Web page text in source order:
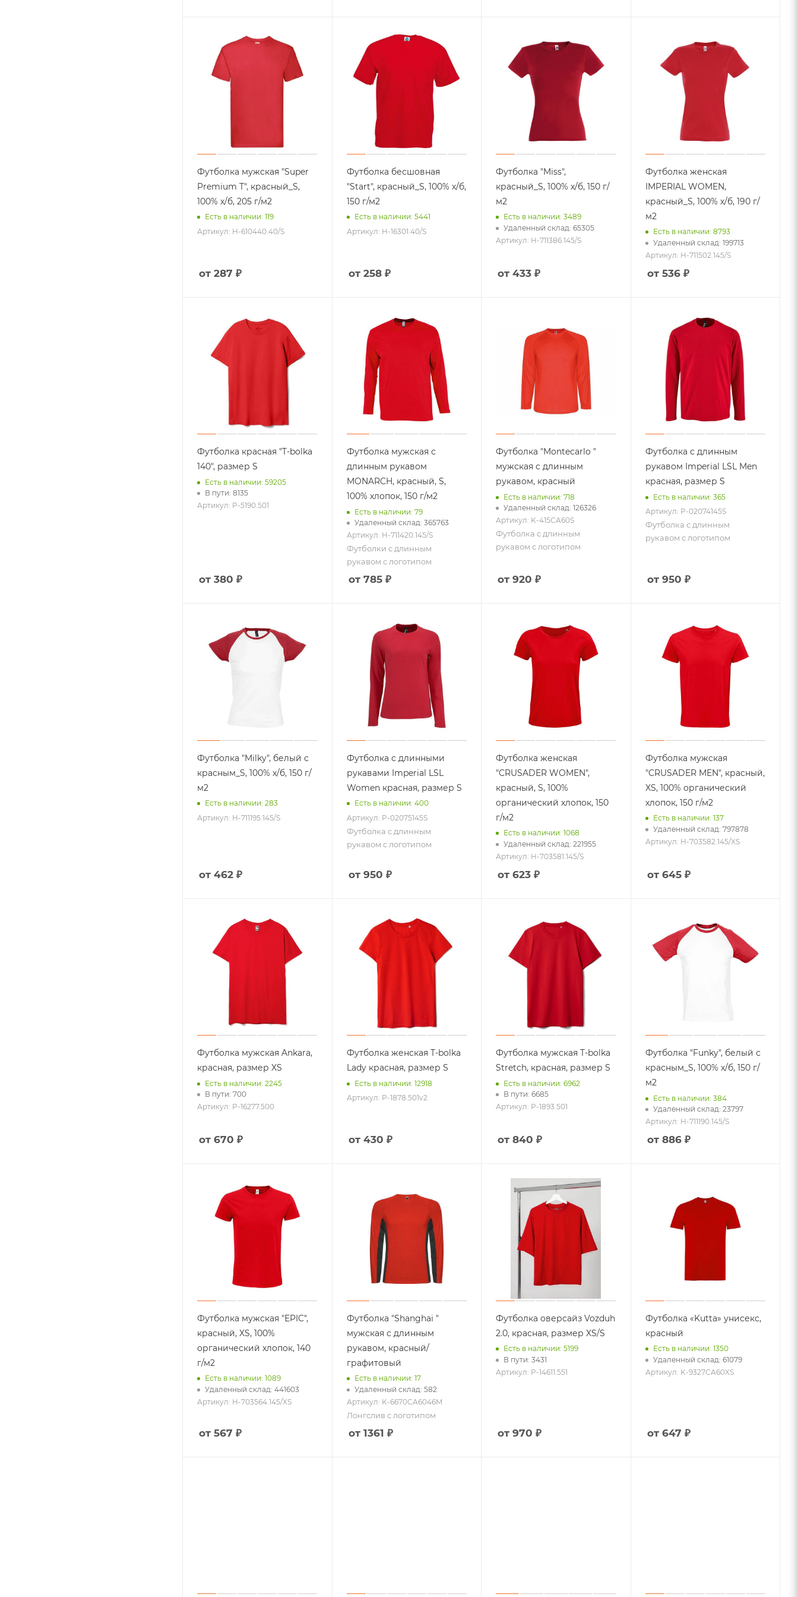
Футболка мужская "Super
Premium T", красный_S,
100% х/б, 205 г/м2
Есть в наличии: 119
Артикул: H-610440.40/S
от 287 ₽
Футболка бесшовная
"Start", красный_S, 100% х/б,
150 г/м2
Есть в наличии: 5441
Артикул: H-16301.40/S
от 258 ₽
Футболка "Miss",
красный_S, 100% х/б, 150 г/
м2
Есть в наличии: 3489
Удаленный склад: 65305
Артикул: H-711386.145/S
от 433 ₽
Футболка женская
IMPERIAL WOMEN,
красный_S, 100% х/б, 190 г/
м2
Есть в наличии: 8793
Удаленный склад: 199713
Артикул: H-711502.145/S
от 536 ₽
Футболка красная "T-bolka
140", размер S
Есть в наличии: 59205
В пути: 8135
Артикул: P-5190.501
от 380 ₽
Футболка мужская с
длинным рукавом
MONARCH, красный, S,
100% хлопок, 150 г/м2
Есть в наличии: 79
Удаленный склад: 365763
Артикул: H-711420.145/S
Футболки с длинным
рукавом с логотипом
от 785 ₽
Футболка "Montecarlo "
мужская с длинным
рукавом, красный
Есть в наличии: 718
Удаленный склад: 126326
Артикул: K-415CA60S
Футболка с длинным
рукавом с логотипом
от 920 ₽
Футболка с длинным
рукавом Imperial LSL Men
красная, размер S
Есть в наличии: 365
Артикул: P-02074145S
Футболка с длинным
рукавом с логотипом
от 950 ₽
Футболка "Milky", белый с
красным_S, 100% х/б, 150 г/
м2
Есть в наличии: 283
Артикул: H-711195.145/S
от 462 ₽
Футболка с длинными
рукавами Imperial LSL
Women красная, размер S
Есть в наличии: 400
Артикул: P-02075145S
Футболка с длинным
рукавом с логотипом
от 950 ₽
Футболка женская
"CRUSADER WOMEN",
красный, S, 100%
органический хлопок, 150
г/м2
Есть в наличии: 1068
Удаленный склад: 221955
Артикул: H-703581.145/S
от 623 ₽
Футболка мужская
"CRUSADER MEN", красный,
XS, 100% органический
хлопок, 150 г/м2
Есть в наличии: 137
Удаленный склад: 797878
Артикул: H-703582.145/XS
от 645 ₽
Футболка мужская Ankara,
красная, размер XS
Есть в наличии: 2245
В пути: 700
Артикул: P-16277.500
от 670 ₽
Футболка женская T-bolka
Lady красная, размер S
Есть в наличии: 12918
Артикул: P-1878.501v2
от 430 ₽
Футболка мужская T-bolka
Stretch, красная, размер S
Есть в наличии: 6962
В пути: 6685
Артикул: P-1893.501
от 840 ₽
Футболка "Funky", белый с
красным_S, 100% х/б, 150 г/
м2
Есть в наличии: 384
Удаленный склад: 23797
Артикул: H-711190.145/S
от 886 ₽
Футболка мужская "EPIC",
красный, XS, 100%
органический хлопок, 140
г/м2
Есть в наличии: 1089
Удаленный склад: 441603
Артикул: H-703564.145/XS
от 567 ₽
Футболка "Shanghai "
мужская с длинным
рукавом, красный/
графитовый
Есть в наличии: 17
Удаленный склад: 582
Артикул: K-6670CA6046M
Лонгслив с логотипом
от 1361 ₽
Футболка оверсайз Vozduh
2.0, красная, размер XS/S
Есть в наличии: 5199
В пути: 3431
Артикул: P-14611.551
от 970 ₽
Футболка «Kutta» унисекс,
красный
Есть в наличии: 1350
Удаленный склад: 61079
Артикул: K-9327CA60XS
от 647 ₽
Аксессуары для путешествий
Автомобильные аксессуары
Дорожные подушки
Для детей
Для женщин
Для мужчин
Для вина
Еще +12
Символ года
Елочные игрушки
Новогодний декор
Корпоративные подарки на
Часы
Пледы
Увлажнители воздуха
Еще +8
Брелоки
Силиконовые браслеты
Антистрессы
Игры и игрушки
Для учебы и творчества
Гаджеты
23-е февраля
Нефтянникам
Еще +5
Конфеты и сладости
Шоколад
Еще +2
Обложки для автодокументов